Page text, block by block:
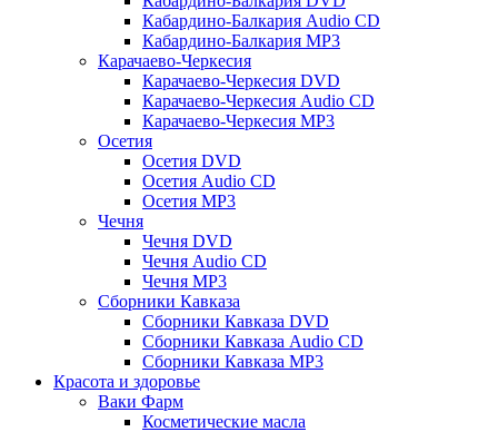
Кабардино-Балкария Audio CD
Кабардино-Балкария MP3
Карачаево-Черкесия
Карачаево-Черкесия DVD
Карачаево-Черкесия Audio CD
Карачаево-Черкесия MP3
Осетия
Осетия DVD
Осетия Audio CD
Осетия MP3
Чечня
Чечня DVD
Чечня Audio CD
Чечня MP3
Сборники Кавказа
Сборники Кавказа DVD
Сборники Кавказа Audio CD
Сборники Кавказа MP3
Красота и здоровье
Ваки Фарм
Косметические масла